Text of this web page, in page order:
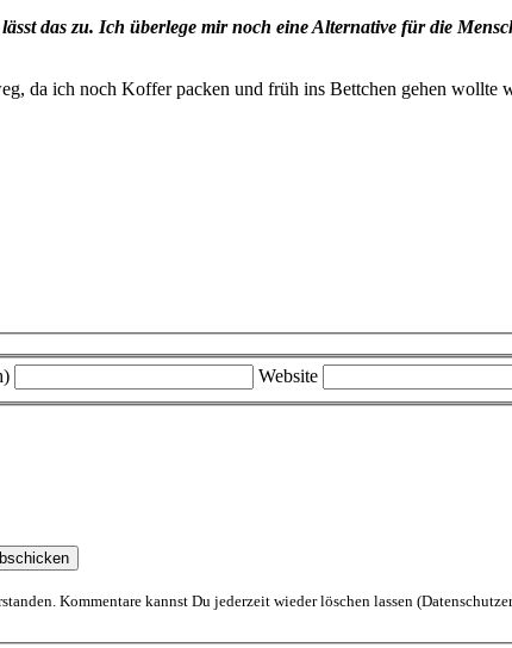
das zu. Ich überlege mir noch eine Alternative für die
da ich noch Koffer packen und früh ins Bettchen gehen wollte
Website
Mit dem Absenden erklärst Du Dich mit der Speicherung und Verarbeitung Deiner Daten durch diese Website einverstanden. Kommentare kannst Du